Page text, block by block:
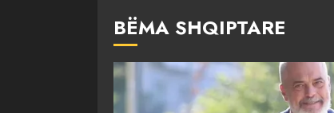
BËMA SHQIPTARE